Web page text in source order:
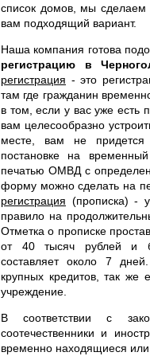
список домов, мы сделаем
вам подходящий вариант.
Наша компания готова
регистрацию в
регистрация - это
там где гражданин
в том, если у вас уже есть
вам целесообразно
месте, вам не придется
постановке на
печатью ОМВД с
форму можно сделать на
регистрация (прописка) -
правило на
Отметка о прописке
от 40 тысяч рублей и
составляет около 7
крупных кредитов, так
учреждение.
В соответствии с
соотечественники и
временно находящиеся